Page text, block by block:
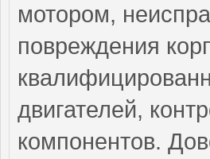
мотором,
повреждения
двигателей,
компонентов.